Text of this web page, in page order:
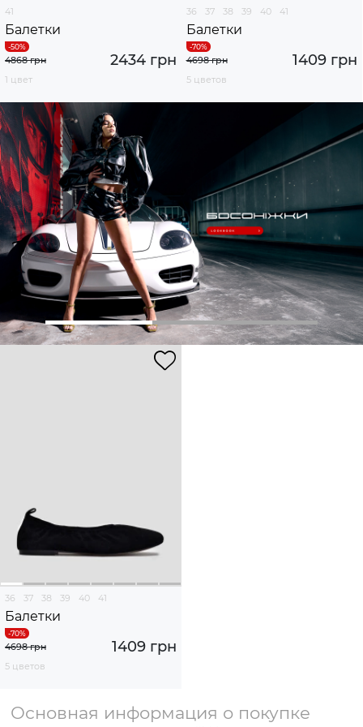
41
Балетки
2434 грн
4868 грн
1 цвет
36 37 38 39 40 41
Балетки
1409 грн
4698 грн
5 цветов
36 37 38 39 40 41
Балетки
1409 грн
4698 грн
5 цветов
Основная информация о покупке